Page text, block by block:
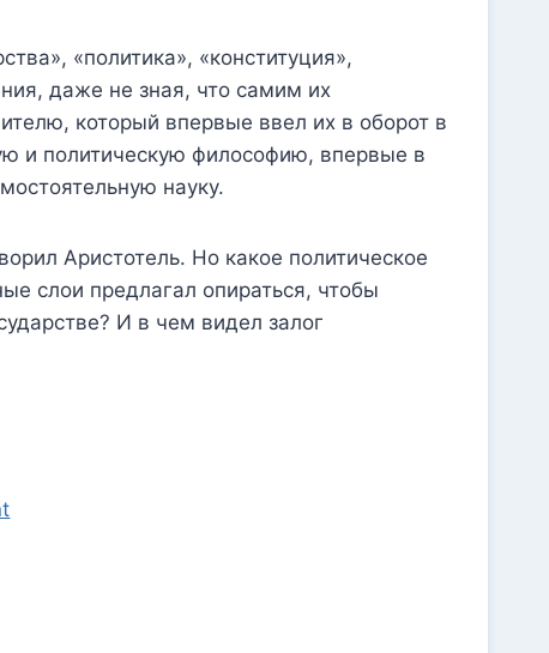
«политика», «конституция»,
даже не зная, что самим их
который впервые ввел их в оборот в
и политическую философию, впервые в
науку.
Аристотель. Но какое политическое
слои предлагал опираться, чтобы
И в чем видел залог